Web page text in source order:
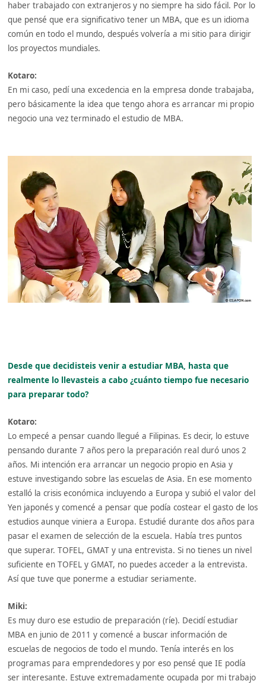
haber trabajado con extranjeros y no siempre ha sido fácil. Por lo
que pensé que era significativo tener un MBA, que es un idioma
común en todo el mundo, después volvería a mi sitio para dirigir
los proyectos mundiales.
Kotaro:
En mi caso, pedí una excedencia en la empresa donde trabajaba,
pero básicamente la idea que tengo ahora es arrancar mi propio
negocio una vez terminado el estudio de MBA.
Desde que decidisteis venir a estudiar MBA, hasta que
realmente lo llevasteis a cabo ¿cuánto tiempo fue necesario
para preparar todo?
Kotaro:
Lo empecé a pensar cuando llegué a Filipinas. Es decir, lo estuve
pensando durante 7 años pero la preparación real duró unos 2
años. Mi intención era arrancar un negocio propio en Asia y
estuve investigando sobre las escuelas de Asia. En ese momento
estalló la crisis económica incluyendo a Europa y subió el valor del
Yen japonés y comencé a pensar que podía costear el gasto de los
estudios aunque viniera a Europa. Estudié durante dos años para
pasar el examen de selección de la escuela. Había tres puntos
que superar. TOFEL, GMAT y una entrevista. Si no tienes un nivel
suficiente en TOFEL y GMAT, no puedes acceder a la entrevista.
Así que tuve que ponerme a estudiar seriamente.
Miki:
Es muy duro ese estudio de preparación (ríe). Decidí estudiar
MBA en junio de 2011 y comencé a buscar información de
escuelas de negocios de todo el mundo. Tenía interés en los
programas para emprendedores y por eso pensé que IE podía
ser interesante. Estuve extremadamente ocupada por mi trabajo